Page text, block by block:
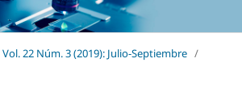
Vol. 22 Núm. 3 (2019): Julio-Septiembre /